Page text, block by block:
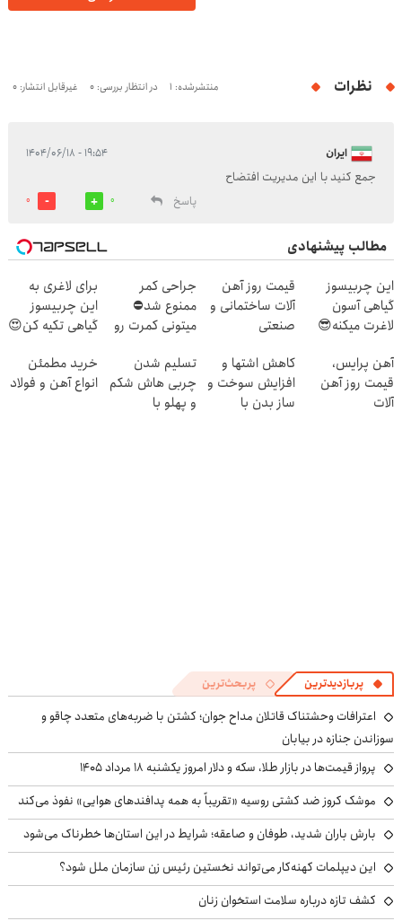
نظرات منتشرشده: 1 در انتظار بررسی: 0 غیرقابل انتشار: 0
اﻳﺮاﻥ ۱۹:۵۴ - ۱۴۰۴/۰۶/۱۸
ﺟﻤﻊ ﻛﻨﻴﺪ ﺑﺎ اﻳﻦ ﻣﺪﻳﺮﻳﺖ اﻓﺘﻀﺎﺡ
پاسخ
0
0
مطالب پیشنهادی
این چربیسوز
گیاهی آسون
لاغرت میکنه😎
تخفیف تا امشب
🔥
قیمت روز آهن
آلات ساختمانی و
صنعتی
جراحی کمر
ممنوع شد⛔
میتونی کمرت رو
کنی! 👈🏻
پرسش‌نامه
برای لاغری به
این چربیسوز
گیاهی تکیه کن😍
آهن پرایس،
قیمت روز آهن
آلات
کاهش اشتها و
افزایش سوخت و
ساز بدن با
تسلیم شدن
چربی هاش شکم
و پهلو با
خرید مطمئن
انواع آهن و فولاد
پربازدیدترین پربحث‌ترین
اعترافات وحشتناک قاتلان مداح جوان؛ کشتن با ضربه‌های متعدد چاقو و
سوزاندن جنازه در بیابان
پرواز قیمت‌ها در بازار طلا، سکه و دلار امروز یکشنبه ۱۸ مرداد ۱۴۰۵
موشک کروز ضد کشتی روسیه «تقریباً به همه پدافندهای هوایی» نفوذ می‌کند
بارش باران شدید، طوفان و صاعقه؛ شرایط در این استان‌ها خطرناک می‌شود
این دیپلمات کهنه‌کار می‌تواند نخستین رئیس زن سازمان ملل شود؟
کشف تازه درباره سلامت استخوان زنان